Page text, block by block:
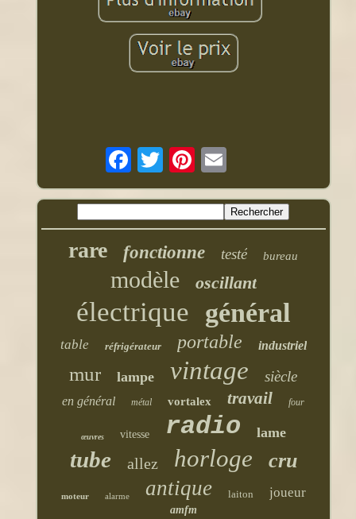
rare fonctionne testé bureau
modèle oscillant
électrique général
table réfrigérateur portable industriel
mur lampe vintage siècle
en général métal vortalex travail four
œuvres vitesse radio lame
tube allez horloge cru
moteur alarme antique laiton joueur
amfm